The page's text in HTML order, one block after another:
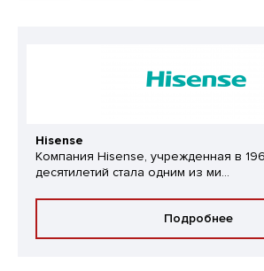
Hisense
Компания Hisense, учрежденная в
десятилетий стала одним из ми...
Подробнее